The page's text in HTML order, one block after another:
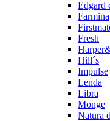
Edgard
Farmina
Fresh
Hill´s
Impulse
Lenda
Libra
Monge
Natura